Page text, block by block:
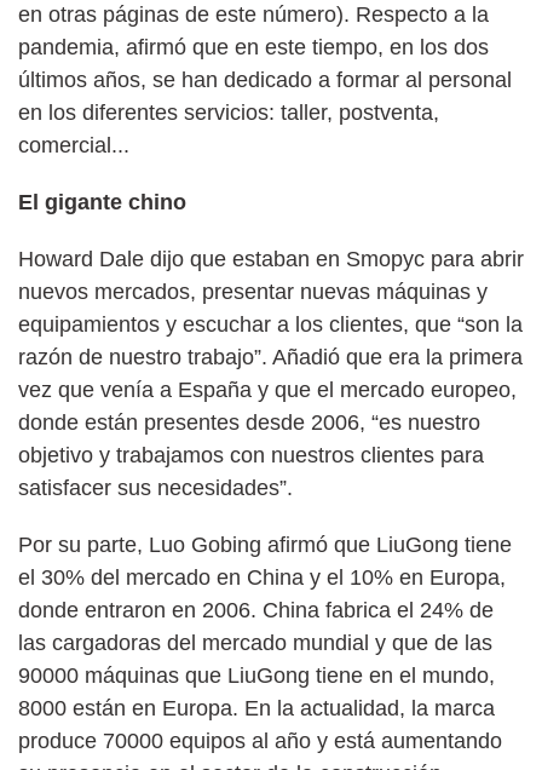
en otras páginas de este número). Respecto a la
pandemia, afirmó que en este tiempo, en los dos
últimos años, se han dedicado a formar al personal
en los diferentes servicios: taller, postventa,
comercial...
El gigante chino
Howard Dale dijo que estaban en Smopyc para abrir
nuevos mercados, presentar nuevas máquinas y
equipamientos y escuchar a los clientes, que “son la
razón de nuestro trabajo”. Añadió que era la primera
vez que venía a España y que el mercado europeo,
donde están presentes desde 2006, “es nuestro
objetivo y trabajamos con nuestros clientes para
satisfacer sus necesidades”.
Por su parte, Luo Gobing afirmó que LiuGong tiene
el 30% del mercado en China y el 10% en Europa,
donde entraron en 2006. China fabrica el 24% de
las cargadoras del mercado mundial y que de las
90000 máquinas que LiuGong tiene en el mundo,
8000 están en Europa. En la actualidad, la marca
produce 70000 equipos al año y está aumentando